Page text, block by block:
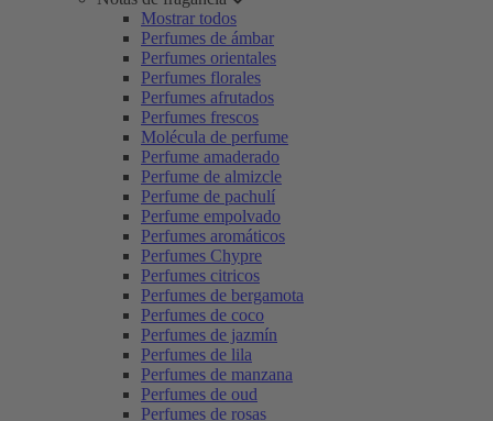
Mostrar todos
Perfumes de ámbar
Perfumes orientales
Perfumes florales
Perfumes afrutados
Perfumes frescos
Molécula de perfume
Perfume amaderado
Perfume de almizcle
Perfume de pachulí
Perfume empolvado
Perfumes aromáticos
Perfumes Chypre
Perfumes citricos
Perfumes de bergamota
Perfumes de coco
Perfumes de jazmín
Perfumes de lila
Perfumes de manzana
Perfumes de oud
Perfumes de rosas